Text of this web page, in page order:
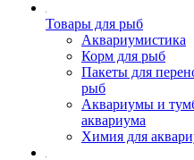
Товары для рыб
Аквариумистика
Корм для рыб
Пакеты для
рыб
Аквариумы и
аквариума
Химия для